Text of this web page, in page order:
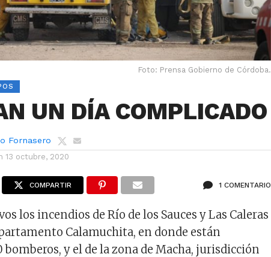
Foto: Prensa Gobierno de Córdoba.
UN DÍA COMPLICADO
Fornasero
13 octubre, 2020
COMPARTIR 1 COMENTARIO
los incendios de Río de los Sauces y Las Caleras
Calamuchita, en donde están
bomberos, y el de la zona de Macha, jurisdicción